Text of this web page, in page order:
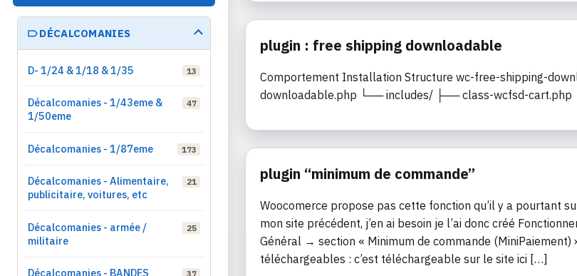
plugin : free shipping downloadable
Comportement Installation Structure wc-free-shipping-
downloadable.php └── includes/ ├── class-wcfsd-
plugin “minimum de commande”
Woocomerce propose pas cette fonction qu’il y a pourtant
mon site précédent, j’en ai besoin je l’ai donc créé
Général → section « Minimum de commande (MiniPaiement)
téléchargeables : c’est téléchargeable sur le site ici […]
DÉCALCOMANIES
D- 1/24 & 1/18 & 1/35 13
Décalcomanies - 1/43eme &
1/50eme
47
Décalcomanies - 1/87eme 173
Décalcomanies - Alimentaire,
publicitaire, voitures, etc
21
Décalcomanies - armée /
militaire
25
Décalcomanies - BANDES
37